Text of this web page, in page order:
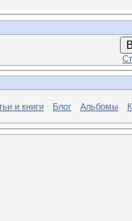
и книги Блог Альбомы